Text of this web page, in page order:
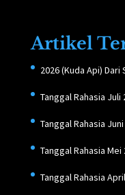
Artikel
2026 (Kuda Api)
Tanggal Rahasia Juli
Tanggal Rahasia
Tanggal Rahasia Mei
Tanggal Rahasia